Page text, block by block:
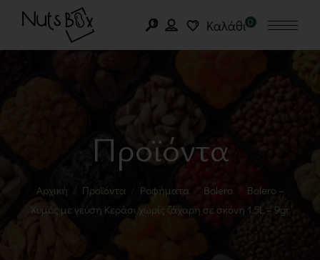
Καλάθι0
Προϊόντα
Αρχική Προϊόντα Ροφήματα Bolero
Bolero –
Χυμός με γεύση Κεράσι χωρίς ζάχαρη σε σκόνη 1.5L – 9gr